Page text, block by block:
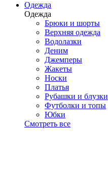
Одежда
Одежда
Брюки и шорты
Верхняя одежда
Водолазки
Деним
Джемперы
Жакеты
Носки
Платья
Рубашки и блузки
Футболки и топы
Юбки
Смотреть все